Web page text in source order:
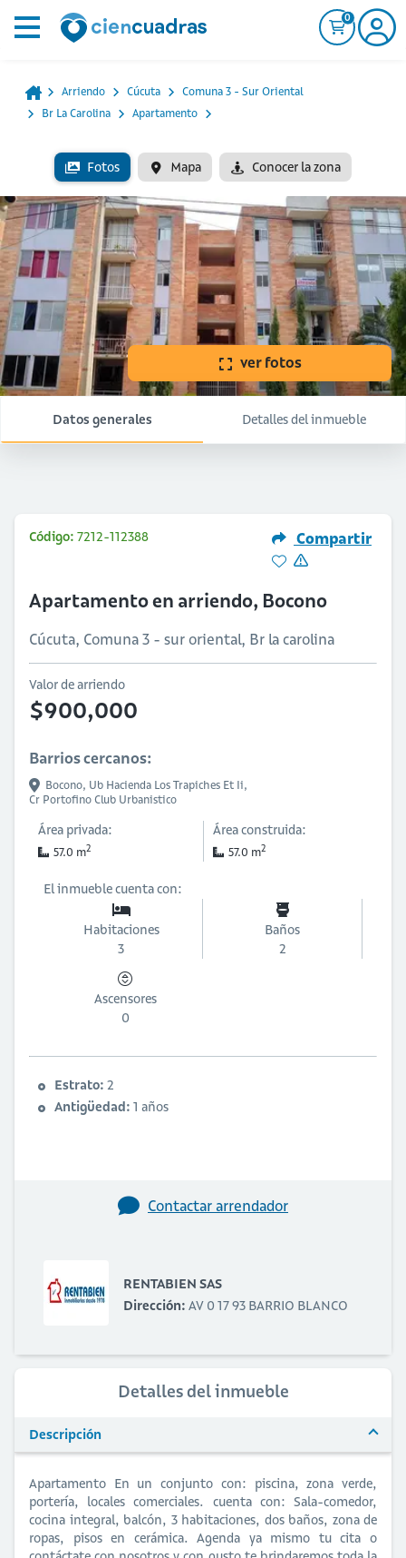
0
Arriendo Cúcuta
Comuna 3 - Sur Oriental
Br La Carolina
Apartamento
Fotos Mapa Conocer la zona
ver fotos
Datos generales Detalles del inmueble
Código: 7212-112388 Compartir
Apartamento en arriendo, Bocono
Cúcuta, Comuna 3 - sur oriental, Br la carolina
Valor de arriendo
$900,000
Barrios cercanos:
Bocono, Ub Hacienda Los Trapiches Et Ii,
Cr Portofino Club Urbanistico
Área privada:
57.0 m2
Área construida:
57.0 m2
El inmueble cuenta con:
Habitaciones
3
Baños
2
Ascensores
0
Estrato: 2
Antigüedad: 1 años
Contactar arrendador
RENTABIEN SAS
Dirección: AV 0 17 93 BARRIO BLANCO
Detalles del inmueble
Descripción
Apartamento En un conjunto con: piscina, zona verde,
portería, locales comerciales. cuenta con: Sala-comedor,
cocina integral, balcón, 3 habitaciones, dos baños, zona de
ropas, pisos en cerámica. Agenda ya mismo tu cita o